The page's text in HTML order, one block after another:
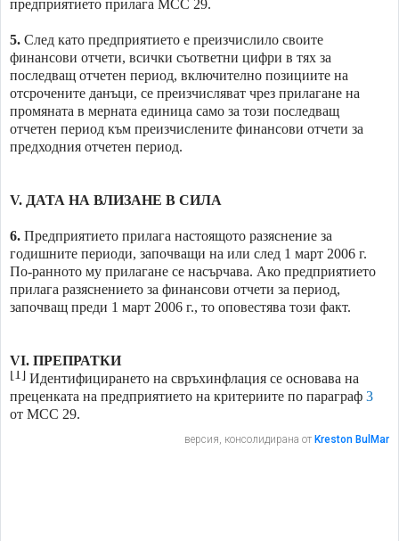
предприятието прилага МСС 29.
5. След като предприятието е преизчислило своите
финансови отчети, всички съответни цифри в тях за
последващ отчетен период, включително позициите на
отсрочените данъци, се преизчисляват чрез прилагане на
промяната в мерната единица само за този последващ
отчетен период към преизчислените финансови отчети за
предходния отчетен период.
V. ДАТА НА ВЛИЗАНЕ В СИЛА
6. Предприятието прилага настоящото разяснение за
годишните периоди, започващи на или след 1 март 2006 г.
По-ранното му прилагане се насърчава. Ако предприятието
прилага разяснението за финансови отчети за период,
започващ преди 1 март 2006 г., то оповестява този факт.
VI. ПРЕПРАТКИ
[1] Идентифицирането на свръхинфлация се основава на
преценката на предприятието на критериите по параграф 3
от МСС 29.
версия, консолидирана от Kreston BulMar